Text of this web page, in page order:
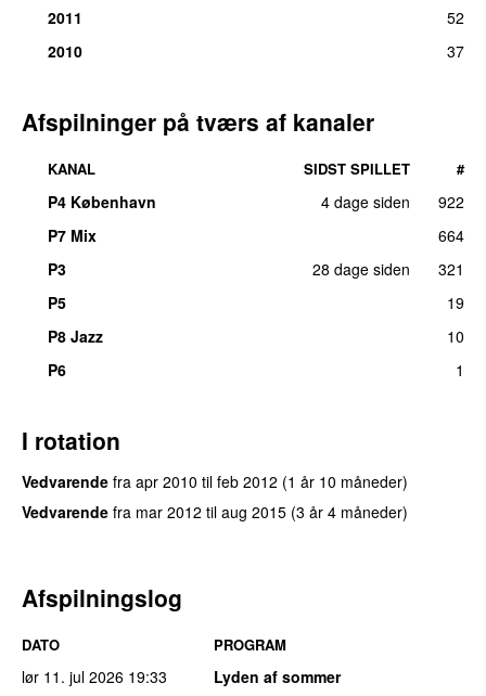
2011
52
2010
37
Afspilninger på tværs af kanaler
KANAL SIDST SPILLET #
P4 København 4 dage siden
922
P7 Mix
664
P3
28 dage siden
321
P5
19
P8 Jazz
10
P6
1
I rotation
Vedvarende fra apr 2010 til feb 2012 (1 år 10 måneder)
Vedvarende fra mar 2012 til aug 2015 (3 år 4 måneder)
Afspilningslog
DATO PROGRAM
lør 11. jul 2026 19:33
Lyden af sommer